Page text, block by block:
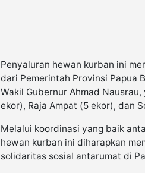
Penyaluran hewan kurban ini
dari Pemerintah Provinsi Papua
Wakil Gubernur Ahmad
ekor), Raja Ampat (5 ekor), dan
Melalui koordinasi yang baik
hewan kurban ini diharapkan
solidaritas sosial antarumat di